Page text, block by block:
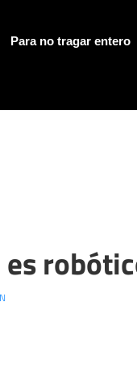
Para no tragar entero